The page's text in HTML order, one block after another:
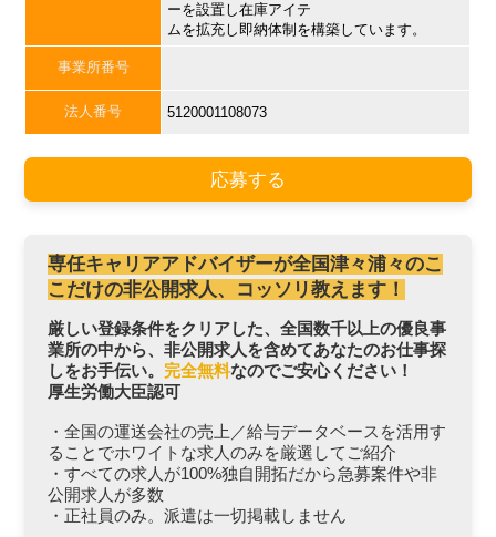
ーを設置し在庫アイテ
ムを拡充し即納体制を構築しています。
事業所番号
法人番号 5120001108073
応募する
専任キャリアアドバイザーが全国津々浦々のこ
こだけの非公開求人、コッソリ教えます！
厳しい登録条件をクリアした、全国数千以上の優良事
業所の中から、非公開求人を含めてあなたのお仕事探
しをお手伝い。 完全無料なのでご安心ください！
厚生労働大臣認可
・全国の運送会社の売上／給与データベースを活用す
ることでホワイトな求人のみを厳選してご紹介
・すべての求人が100%独自開拓だから急募案件や非
公開求人が多数
・正社員のみ。派遣は一切掲載しません